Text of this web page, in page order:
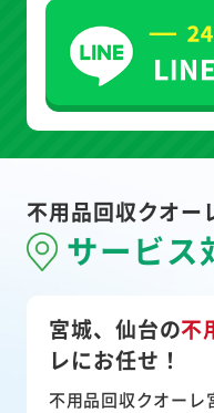
不用品回収クオー
サービス
宮城、仙台の不
レにお任せ！
不用品回収クオーレ